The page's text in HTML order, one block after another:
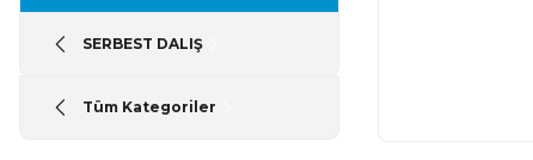
SERBEST DALIŞ
Tüm Kategoriler